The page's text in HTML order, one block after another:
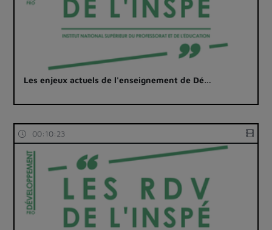
Les enjeux actuels de l'enseignement de Dé…
00:10:23